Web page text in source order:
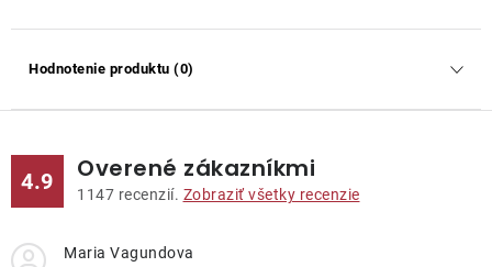
Hodnotenie produktu (0)
4.9 Overené zákazníkmi
1147 recenzií. Zobraziť všetky recenzie
Maria Vagundova